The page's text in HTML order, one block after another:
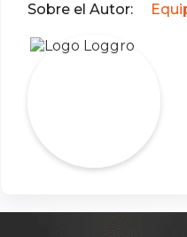
Sobre el Autor: